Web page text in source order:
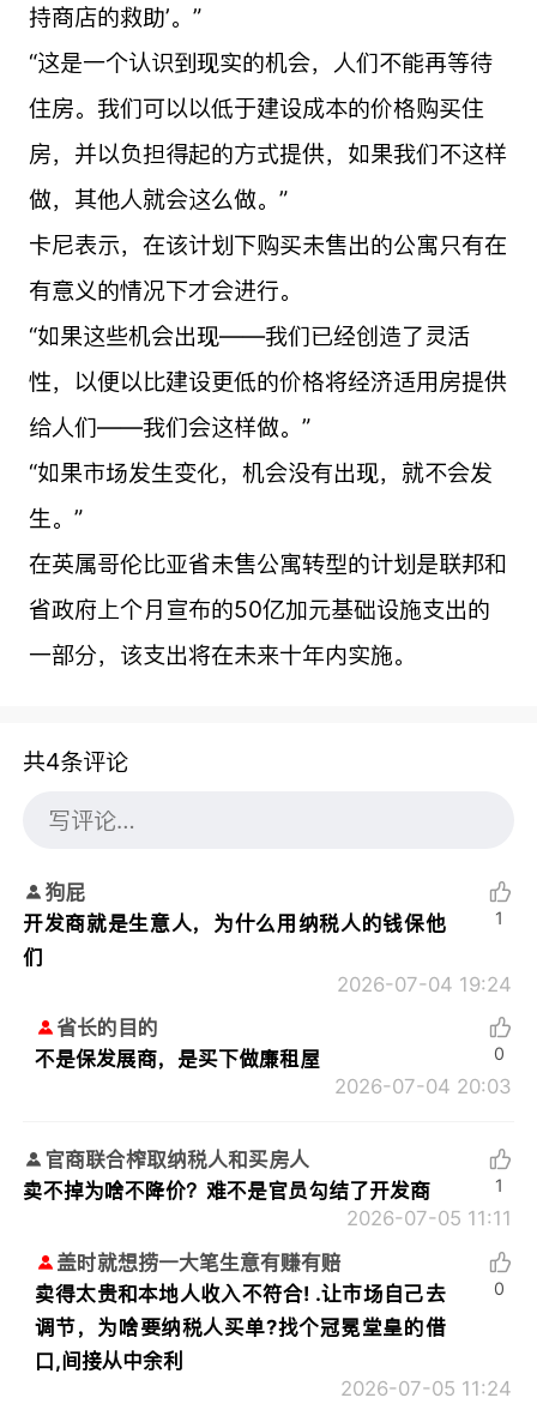
持商店的救助’。”
“这是一个认识到现实的机会，人们不能再等待
住房。我们可以以低于建设成本的价格购买住
房，并以负担得起的方式提供，如果我们不这样
做，其他人就会这么做。”
卡尼表示，在该计划下购买未售出的公寓只有在
有意义的情况下才会进行。
“如果这些机会出现——我们已经创造了灵活
性，以便以比建设更低的价格将经济适用房提供
给人们——我们会这样做。”
“如果市场发生变化，机会没有出现，就不会发
生。”
在英属哥伦比亚省未售公寓转型的计划是联邦和
省政府上个月宣布的50亿加元基础设施支出的
一部分，该支出将在未来十年内实施。
共4条评论
狗屁
开发商就是生意人，为什么用纳税人的钱保他
们
2026-07-04 19:24
1
省长的目的
不是保发展商，是买下做廉租屋
2026-07-04 20:03
0
官商联合榨取纳税人和买房人
卖不掉为啥不降价？难不是官员勾结了开发商
2026-07-05 11:11
1
盖时就想捞一大笔生意有赚有赔
卖得太贵和本地人收入不符合! .让市场自己去
调节，为啥要纳税人买单?找个冠冕堂皇的借
口,间接从中余利
2026-07-05 11:24
0